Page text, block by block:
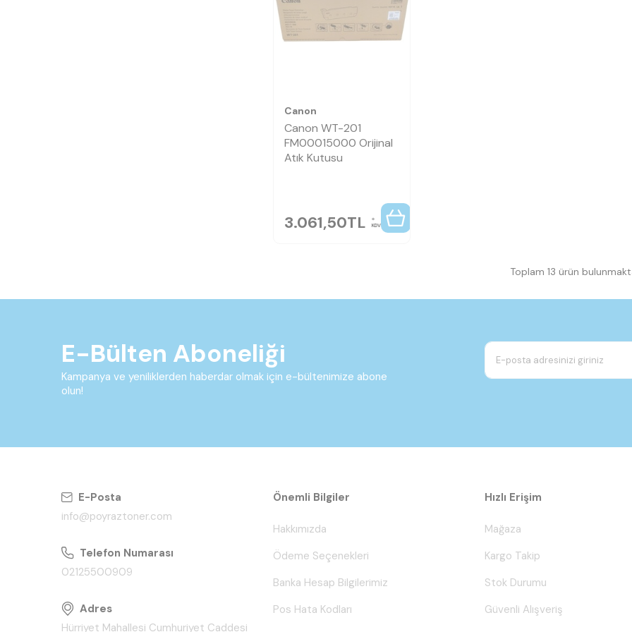
Canon
Canon WT-201
FM00015000 Orijinal
Atık Kutusu
3.061,50TL KDV
Toplam 13 ürün
E-Bülten Aboneliği
Kampanya ve yeniliklerden haberdar olmak için e-bültenimize abone
olun!
E-Posta
info@poyraztoner.com
Telefon Numarası
02125500909
Adres
Hürriyet Mahallesi Cumhuriyet Caddesi
Önemli Bilgiler
Hakkımızda
Ödeme Seçenekleri
Banka Hesap Bilgilerimiz
Pos Hata Kodları
Hızlı Erişim
Mağaza
Kargo Takip
Stok Durumu
Güvenli Alışveriş